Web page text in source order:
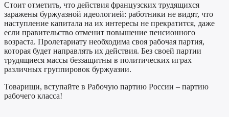
Стоит отметить, что действия французских трудящихся
заражены буржуазной идеологией: работники не видят, что
наступление капитала на их интересы не прекратится, даже
если правительство отменит повышение пенсионного
возраста. Пролетариату необходима своя рабочая партия,
которая будет направлять их действия. Без своей партии
трудящиеся массы беззащитны в политических играх
различных группировок буржуазии.
Товарищи, вступайте в Рабочую партию России – партию
рабочего класса!